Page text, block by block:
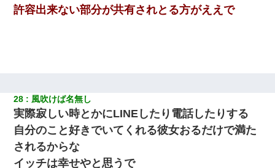
許容出来ない部分が共有されとる方がええで
28 風吹けば名無し
実際寂しい時とかにLINEしたり電話したりする
自分のこと好きでいてくれる彼女おるだけで満た
されるからな
イッチは幸せやと思うで